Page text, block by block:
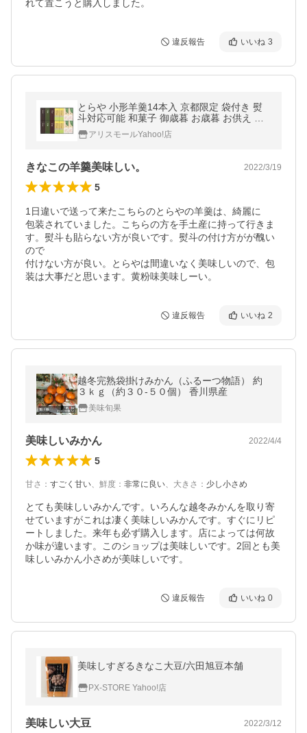
違反報告 いいね 3
とらや 小形羊羹14本入 京都限定 袋付き 熨
斗対応可能 和菓子 御歳暮 お歳暮 お供え ギ
フト プレゼント 高級和菓子 伝統 人気 定番
アリスモールYahoo!店
きなこの羊羹美味しい。 2022/3/19
5
1日違いで送って来たこちらのとらやの羊羹は、綺麗に
包装されていました。こちらの方を手土産に持って行きま
す。熨斗も貼らない方が良いです。熨斗の付け方がが醜い
ので
付けない方が良い。とらやは間違いなく美味しいので、包
違反報告 いいね 2
越冬完熟袋掛けみかん（ふるーつ物語） 約
３ｋｇ（約３０-５０個） 香川県産
美味旬果
美味しいみかん 2022/4/4
5
甘さ ： すごく甘い、 鮮度 ： 非常に良い、 大きさ ： 少し小さめ
とても美味しいみかんです。いろんな越冬みかんを取り寄
せていますがこれは凄く美味しいみかんです。すぐにリピ
ートしました。来年も必ず購入します。店によっては何故
か味が違います。このショップは美味しいです。2回とも美
味しいみかん小さめが美味しいです。
違反報告 いいね 0
美味しすぎるきなこ大豆/六田旭豆本舗
PX-STORE Yahoo!店
美味しい大豆 2022/3/12